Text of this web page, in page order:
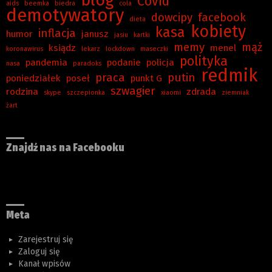
aids beemka biedra cola
demotywatory dieta dowcipy facebook
humor inflacja janusz jasiu kartki kasa kobiety
koronawirus ksiądz lekarz lockdown maseczki memy menel mąż
nasa pandemia paradoks podanie policja polityka
poniedziałek poseł praca punkt G putin redmik
rodzina skype szczepionka szwagier xiaomi zdrada
ziemniak
żart
Znajdź nas na Facebooku
Meta
Zarejestruj się
Zaloguj się
Kanał wpisów